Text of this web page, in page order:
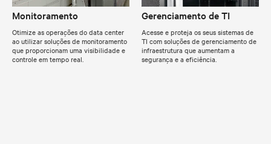
Monitoramento
Otimize as operações do data center
ao utilizar soluções de monitoramento
que proporcionam uma visibilidade e
controle em tempo real.
Gerenciamento de TI
Acesse e proteja os seus sistemas de
TI com soluções de gerenciamento de
infraestrutura que aumentam a
segurança e a eficiência.